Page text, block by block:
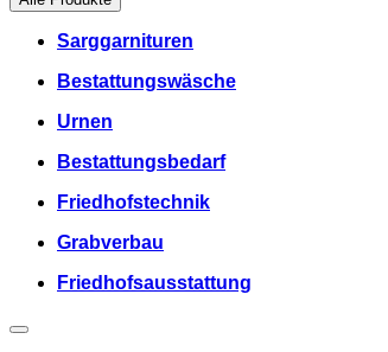
Sarggarnituren
Bestattungswäsche
Urnen
Bestattungsbedarf
Friedhofstechnik
Grabverbau
Friedhofsausstattung